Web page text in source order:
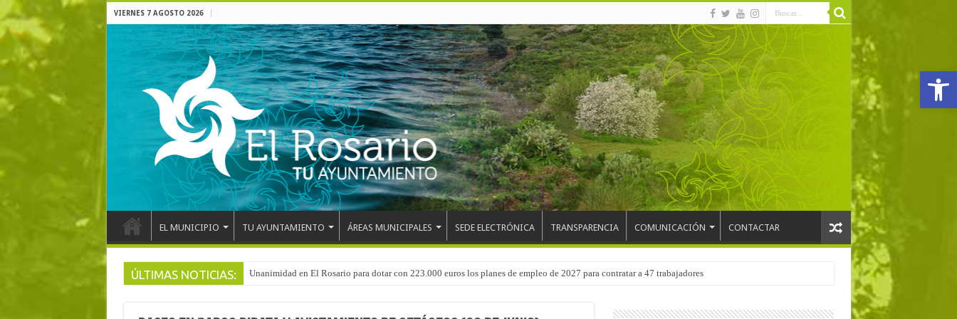
Abrir
VIERNES 7 AGOSTO 2026
EL MUNICIPIO TU AYUNTAMIENTO ÁREAS MUNICIPALES SEDE ELECTRÓNICA TRANSPARENCIA COMUNICACIÓN CONTACTAR
ÚLTIMAS NOTICIAS: Arranca la reforma del CEIP San Isidro con las demoliciones para la instalación del ascensor